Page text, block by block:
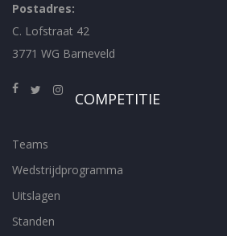
Postadres:
C. Lofstraat 42
3771 WG Barneveld
COMPETITIE
Teams
Wedstrijdprogramma
Uitslagen
Standen